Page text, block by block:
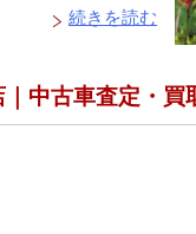
続きを読む
中古車査定・買